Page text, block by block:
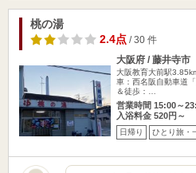
桃の湯
2.4点/ 30 件
大阪府 / 藤井寺市
大阪教育大前駅
車：西名阪自動車道
＆徒歩：…
営業時間 15:00～
入浴料金 520円～
日帰り ひとり旅・